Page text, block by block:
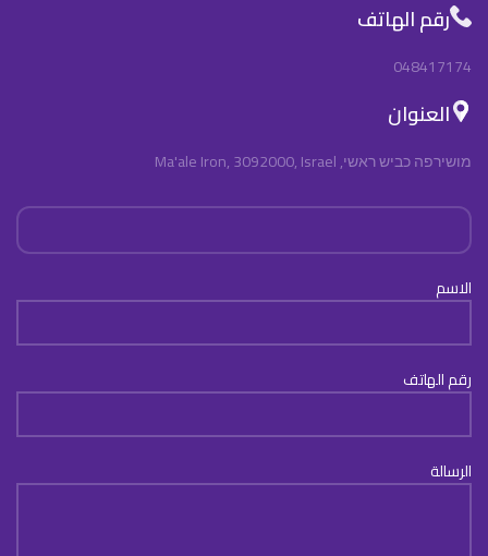
رقم الهاتف
048417174
العنوان
מושירפה כביש ראשי, Ma'ale Iron, 3092000, Israel
الاسم
رقم الهاتف
الرسالة